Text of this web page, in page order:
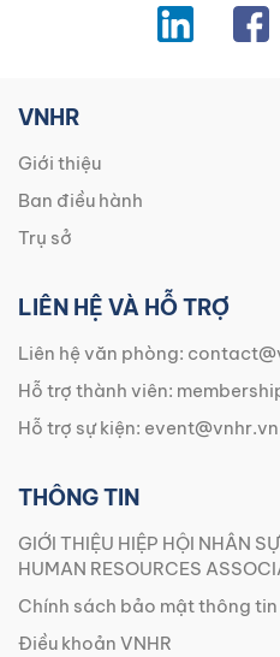
VNHR
Giới thiệu
Ban điều hành
Trụ sở
LIÊN HỆ VÀ HỖ TRỢ
Liên hệ văn phòng:
Hỗ trợ thành viên:
Hỗ trợ sự kiện: event@vnhr.vn
THÔNG TIN
GIỚI THIỆU HIỆP HỘI NHÂN
HUMAN RESOURCES
Chính sách bảo mật thông tin
Điều khoản VNHR